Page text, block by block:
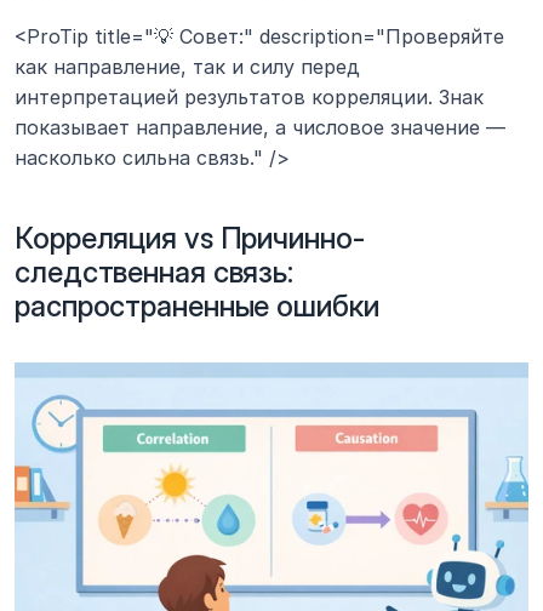
<ProTip title="💡 Совет:" description="Проверяйте
как направление, так и силу перед
интерпретацией результатов корреляции. Знак
показывает направление, а числовое значение —
насколько сильна связь." />
Корреляция vs Причинно-
следственная связь:
распространенные ошибки